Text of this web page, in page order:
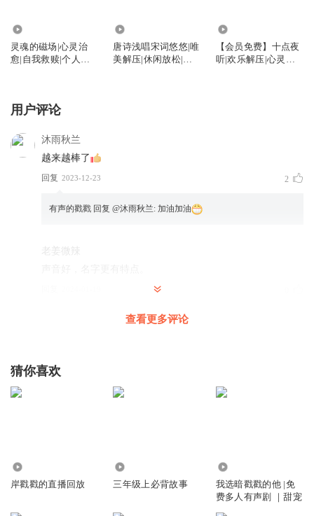
灵魂的磁场|心灵治
愈|自我救赎|个人成
唐诗浅唱宋词悠悠|唯
美解压|休闲放松|一
【会员免费】十点夜
听|欢乐解压|心灵治
用户评论
沐雨秋兰
越来越棒了
回复 2023-12-23 2
有声的戳戳 回复 @沐雨秋兰: 加油加油
老姜微辣
老姜微辣: 谢谢你的评论。美好的人才能看到美
三六书屋
陶渊明《读山海经十三首·其十》：“精卫衔微木，将以填
有声的戳戳 回复 @三六书屋 : 哇哦。。棒
查看更多评论
猜你喜欢
岸戳戳的直播回放 三年级上必背故事
我选暗戳戳的他 |免
费多人有声剧 ｜甜宠